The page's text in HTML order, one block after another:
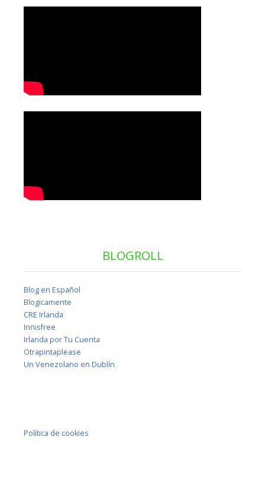
BLOGROLL
Blog en Español
Blogicamente
CRE Irlanda
Innisfree
Irlanda por Tu Cuenta
Otrapintaplease
Un Venezolano en Dublín
Política de cookies